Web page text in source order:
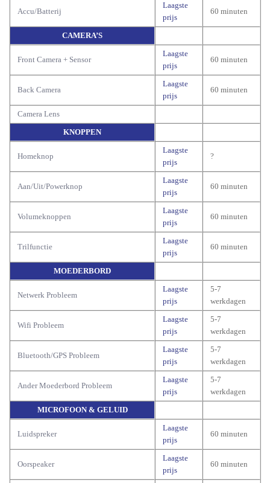
Accu/Batterij
Laagste
prijs
60 minuten
CAMERA’S
Front Camera + Sensor
Laagste
prijs
60 minuten
Back Camera
Laagste
prijs
60 minuten
Camera Lens
KNOPPEN
Homeknop
Laagste
prijs
?
Aan/Uit/Powerknop
Laagste
prijs
60 minuten
Volumeknoppen
Laagste
prijs
60 minuten
Trilfunctie
Laagste
prijs
60 minuten
MOEDERBORD
Netwerk Probleem
Laagste
prijs
5-7
werkdagen
Wifi Probleem
Laagste
prijs
5-7
werkdagen
Bluetooth/GPS Probleem
Laagste
prijs
5-7
werkdagen
Ander Moederbord Probleem
Laagste
prijs
5-7
werkdagen
MICROFOON & GELUID
Luidspreker
Laagste
prijs
60 minuten
Oorspeaker
Laagste
prijs
60 minuten